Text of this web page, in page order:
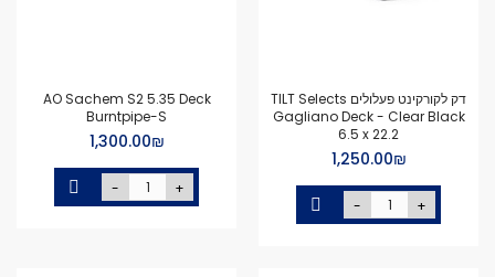
דק לקורקינט פעלולים TILT Selects
Gagliano Deck - Clear Black
6.5 x 22.2
₪‏1,250.00
- +
AO Sachem S2 5.35 Deck
Burntpipe-S
₪‏1,300.00
- +